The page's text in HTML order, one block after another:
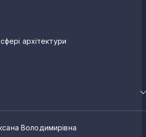
сфері архітектури
Володимирівна